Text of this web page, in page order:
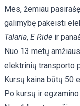
Mes, žemiau
galimybę pakeisti
Talaria, E Rideir
Nuo 13 metų
elektrinių transporto
Kursų kaina būtų 50
Po kursų ir